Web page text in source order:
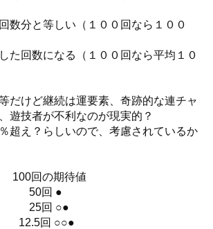
数分と等しい（１００回なら１００
た回数になる（１００回なら平均１０
だけど継続は運要素、奇跡的な連チャ
遊技者が不利なのが現実的？
超え？らしいので、考慮されているか
の期待値
50回 ●
25回 ○●
12.5回 ○○●